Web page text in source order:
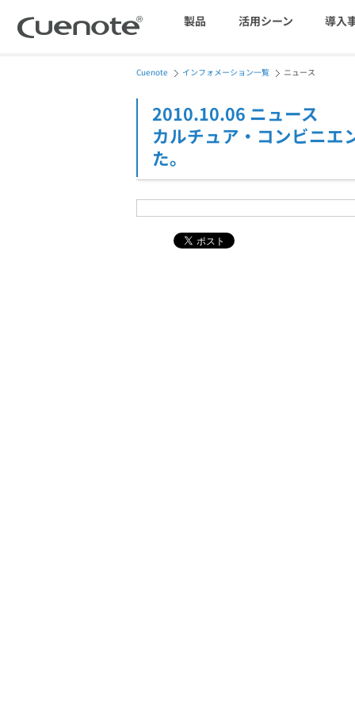
製品
メール配信システム
SMS配信サービス
活用シーン
会員獲得／ニーズ把握
効果改善・顧客育成
導入
マーケティングブログ
Cuenote インフォメーション一覧 ニュース
2010.10.06 ニュース
カルチュア・コンビニエ
た。